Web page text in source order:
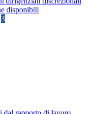
disponibili
3